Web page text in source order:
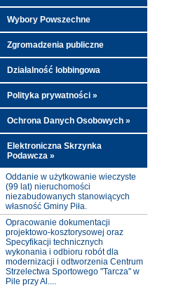
Wybory Powszechne
Zgromadzenia publiczne
Działalność lobbingowa
Polityka prywatności »
Ochrona Danych Osobowych »
Elektroniczna Skrzynka
Podawcza »
Oddanie w użytkowanie wieczyste
(99 lat) nieruchomości
niezabudowanych stanowiących
własność Gminy Piła.
Opracowanie dokumentacji
projektowo-kosztorysowej oraz
Specyfikacji technicznych
wykonania i odbioru robót dla
modernizacji i odtworzenia Centrum
Strzelectwa Sportowego "Tarcza" w
Pile przy Al....